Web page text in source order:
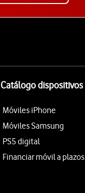
Catálogo dispositivos
Móviles iPhone
Móviles Samsung
PS5 digital
Financiar móvil a plazos